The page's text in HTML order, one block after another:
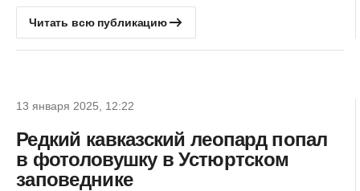
Читать всю публикацию
13 января 2025, 12:22
Редкий кавказский леопард попал
в фотоловушку в Устюртском
заповеднике